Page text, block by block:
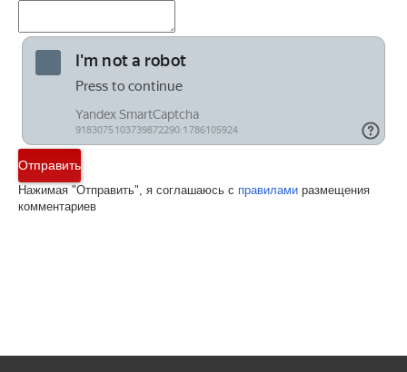
Отправить
Нажимая "Отправить", я соглашаюсь с правилами размещения
комментариев